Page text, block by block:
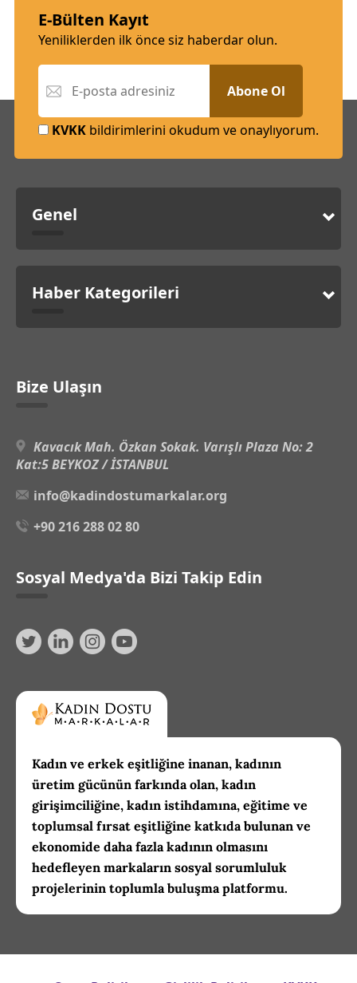
E-Bülten Kayıt
Yeniliklerden ilk önce siz haberdar olun.
Abone Ol
KVKK bildirimlerini okudum ve onaylıyorum.
Genel
Haber Kategorileri
Bize Ulaşın
Kavacık Mah. Özkan Sokak. Varışlı Plaza No: 2
Kat:5 BEYKOZ / İSTANBUL
info@kadindostumarkalar.org
+90 216 288 02 80
Sosyal Medya'da Bizi Takip Edin
Kadın ve erkek eşitliğine inanan, kadının
üretim gücünün farkında olan, kadın
girişimciliğine, kadın istihdamına, eğitime ve
toplumsal fırsat eşitliğine katkıda bulunan ve
ekonomide daha fazla kadının olmasını
hedefleyen markaların sosyal sorumluluk
projelerinin toplumla buluşma platformu.